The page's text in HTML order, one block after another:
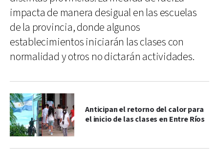
impacta de manera desigual en las escuelas
de la provincia, donde algunos
establecimientos iniciarán las clases con
normalidad y otros no dictarán actividades.
Anticipan el retorno del calor para
el inicio de las clases en Entre Ríos